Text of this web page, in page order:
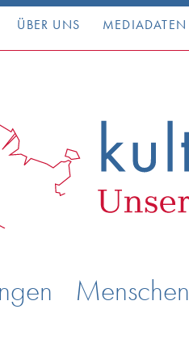
ÜBER UNS MEDIADATEN
Menschen